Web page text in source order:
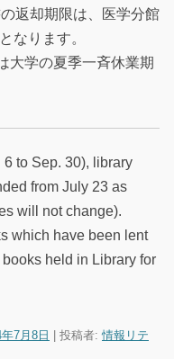
返却期限は、医学分館
なります。
大学の夏季一斉休業期
to Sep. 30), library
from July 23 as
will not change).
which have been lent
held in Library for
7月8日 投稿者:情報リテ